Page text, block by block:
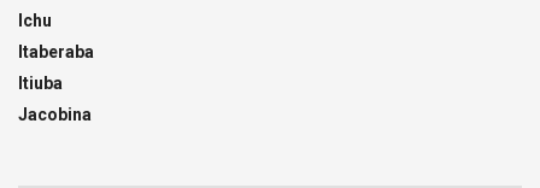
Ichu
Itaberaba
Itiuba
Jacobina